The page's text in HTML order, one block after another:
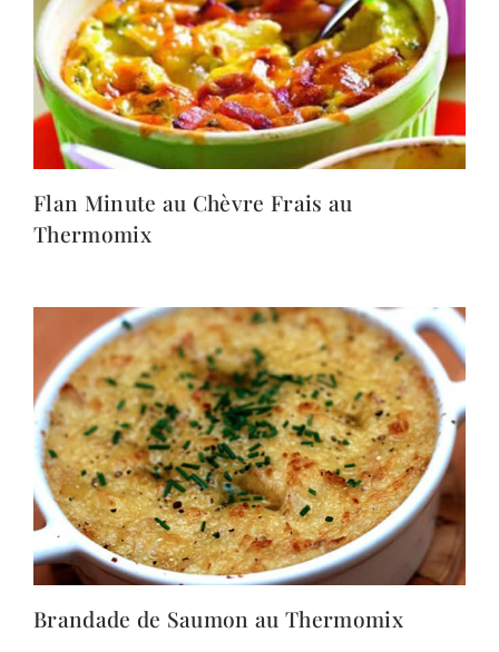
Flan Minute au Chèvre Frais au
Thermomix
Brandade de Saumon au Thermomix